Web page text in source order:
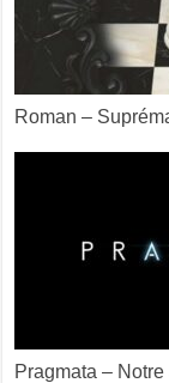
Roman –
Pragmata –